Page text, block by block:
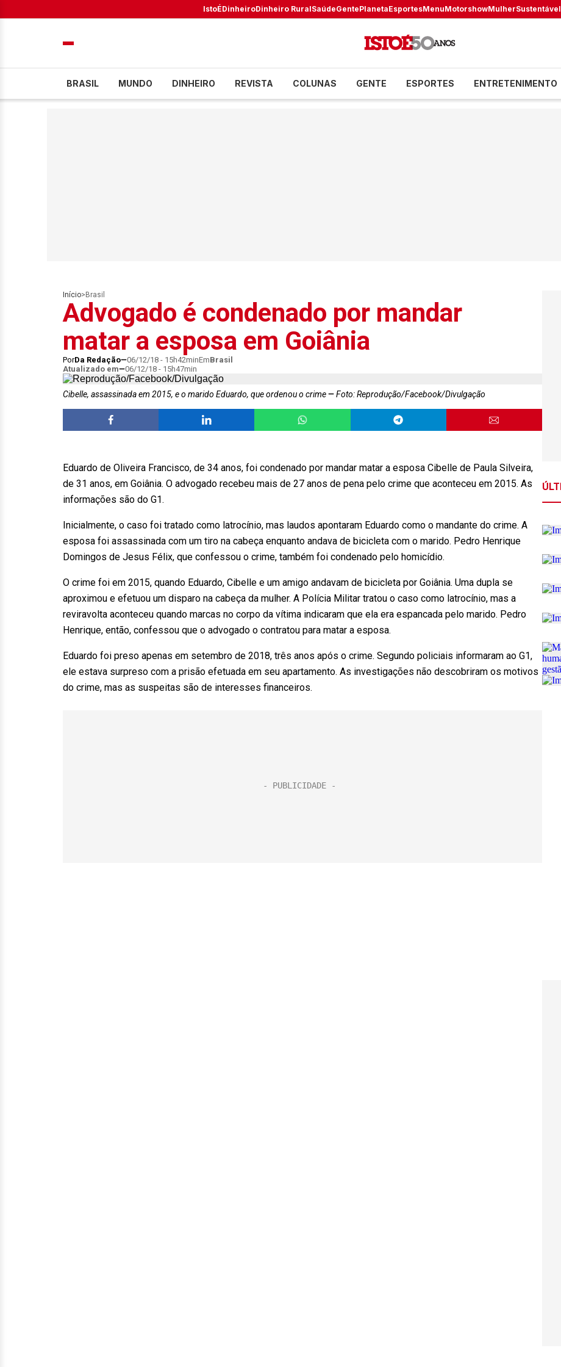
IstoÉDinheiroDinheiro RuralSaúdeGentePlanetaEsportesMenuMotorshowMulherSustentável
BRASIL MUNDO DINHEIRO REVISTA COLUNAS GENTE ESPORTES ENTRETENIMENTO
Início> Brasil
Advogado é condenado por mandar
matar a esposa em Goiânia
PorDa Redação 06/12/18 - 15h42minEmBrasil
Atualizado em
06/12/18 - 15h47min
Cibelle, assassinada em 2015, e o marido Eduardo, que ordenou o crime Foto: Reprodução/Facebook/Divulgação
Eduardo de Oliveira Francisco, de 34 anos, foi condenado por mandar matar a esposa Cibelle de Paula Silveira,
de 31 anos, em Goiânia. O advogado recebeu mais de 27 anos de pena pelo crime que aconteceu em 2015. As
informações são do G1.
Inicialmente, o caso foi tratado como latrocínio, mas laudos apontaram Eduardo como o mandante do crime. A
esposa foi assassinada com um tiro na cabeça enquanto andava de bicicleta com o marido. Pedro Henrique
Domingos de Jesus Félix, que confessou o crime, também foi condenado pelo homicídio.
O crime foi em 2015, quando Eduardo, Cibelle e um amigo andavam de bicicleta por Goiânia. Uma dupla se
aproximou e efetuou um disparo na cabeça da mulher. A Polícia Militar tratou o caso como latrocínio, mas a
reviravolta aconteceu quando marcas no corpo da vítima indicaram que ela era espancada pelo marido. Pedro
Henrique, então, confessou que o advogado o contratou para matar a esposa.
Eduardo foi preso apenas em setembro de 2018, três anos após o crime. Segundo policiais informaram ao G1,
ele estava surpreso com a prisão efetuada em seu apartamento. As investigações não descobriram os motivos
do crime, mas as suspeitas são de interesses financeiros.